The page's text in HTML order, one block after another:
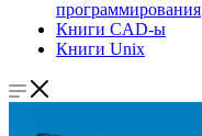
программирования
Книги CAD-ы
Книги Unix